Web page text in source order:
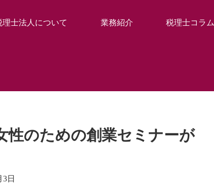
理士法人について 業務紹介 税理士コラム
のための創業セミナーが
3日